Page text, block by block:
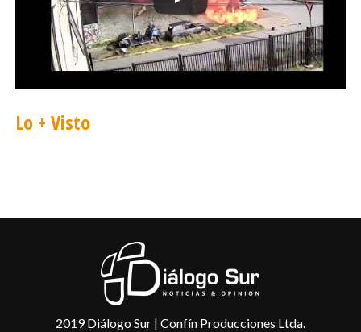
Vicerector de Vinculación con el Medio UMAG
Manuel Manríquez
Manuel Manríquez, Vicerector de Vinculación
significa ICEC y el trabajo del equipo de
Magallanes pone al servicio de toda la
comunidad su conocimiento e infraestructura y
eso hace que nos abramos más al medio”,
Lo + Visto
2019 Diálogo Sur | Confín Producciones Ltda.